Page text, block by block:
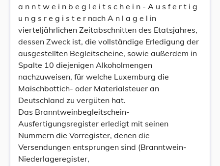
a n n t w e i n b e g l e i t s c h e i n - A u s f e r t i g
u n g s r e g i s t e r nach A n l a g e l in
vierteljährlichen Zeitabschnitten des Etatsjahres,
dessen Zweck ist, die vollständige Erledigung der
ausgestellten Begleitscheine, sowie außerdem in
Spalte 10 diejenigen Alkoholmengen
nachzuweisen, für welche Luxemburg die
Maischbottich- oder Materialsteuer an
Deutschland zu vergüten hat.
Das Branntweinbegleitschein-
Ausfertigungsregister erledigt mit seinen
Nummern die Vorregister, denen die
Versendungen entsprungen sind (Branntwein-
Niederlageregister,